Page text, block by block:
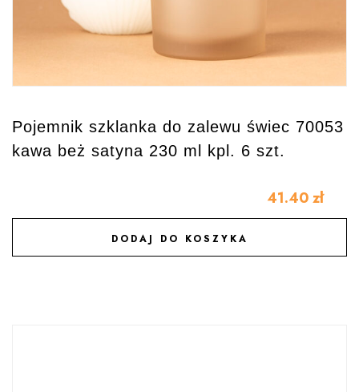
Pojemnik szklanka do zalewu świec 70053
kawa beż satyna 230 ml kpl. 6 szt.
41.40 zł
DODAJ DO KOSZYKA
DODAJ DO ULUBIONYCH